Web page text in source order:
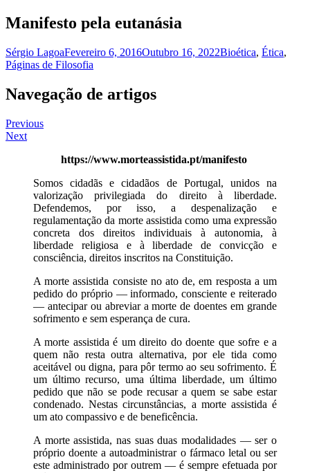
Manifesto pela eutanásia
Sérgio LagoaFevereiro 6, 2016Outubro 16, 2022Bioética, Ética,
Páginas de Filosofia
Navegação de artigos
Previous
Next
https://www.morteassistida.pt/manifesto
Somos cidadãs e cidadãos de Portugal, unidos na
valorização privilegiada do direito à liberdade.
Defendemos, por isso, a despenalização e
regulamentação da morte assistida como uma expressão
concreta dos direitos individuais à autonomia, à
liberdade religiosa e à liberdade de convicção e
consciência, direitos inscritos na Constituição.
A morte assistida consiste no ato de, em resposta a um
pedido do próprio — informado, consciente e reiterado
— antecipar ou abreviar a morte de doentes em grande
sofrimento e sem esperança de cura.
A morte assistida é um direito do doente que sofre e a
quem não resta outra alternativa, por ele tida como
aceitável ou digna, para pôr termo ao seu sofrimento. É
um último recurso, uma última liberdade, um último
pedido que não se pode recusar a quem se sabe estar
condenado. Nestas circunstâncias, a morte assistida é
um ato compassivo e de beneficência.
A morte assistida, nas suas duas modalidades — ser o
próprio doente a autoadministrar o fármaco letal ou ser
este administrado por outrem — é sempre efetuada por